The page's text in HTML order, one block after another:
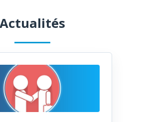
Actualités